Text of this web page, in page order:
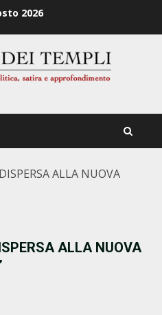
2026
ALLA NUOVA
ALLA NUOVA